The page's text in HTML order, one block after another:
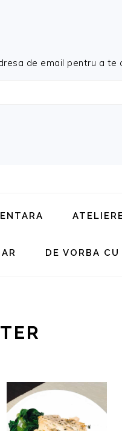
de email pentru a
DE VORBA